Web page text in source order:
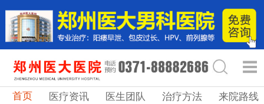
首页 医疗资讯 医生团队 治疗方法 来院路线